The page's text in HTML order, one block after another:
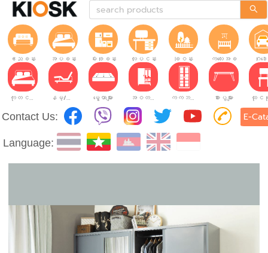
ဧည့်ခန်း အိပ်ခန်း မီးဖိုခန်း လုပ်ငန်းခွင် ခြံဝန်း ကလေးအခန်း ဂိုဒ
ကုတင်များ နိမ့်/မြင့်ချိန်ညှိနိုင်သော ကုတင်များ မွေ့ယာများ အဝတ်အစားဗီဒိုများ ကက်ဘိနက်ဗီဒိုများ စားပွဲများ
Contact Us: E-
Language: